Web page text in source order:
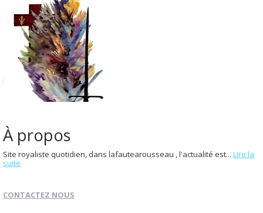
À propos
Site royaliste quotidien, dans lafautearousseau , l'actualité est... Lire la
suite
CONTACTEZ NOUS